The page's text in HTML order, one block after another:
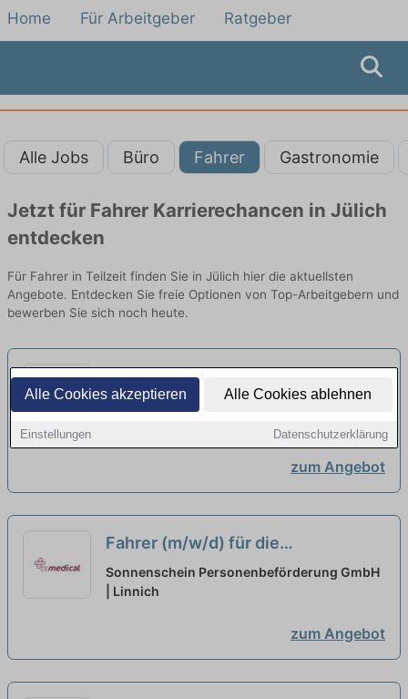
Alle Cookies akzeptieren Alle Cookies ablehnen
Einstellungen Datenschutzerklärung
Home Für Arbeitgeber Ratgeber
Alle Jobs Büro Fahrer Gastronomie
Jetzt für Fahrer Karrierechancen in Jülich
entdecken
Für Fahrer in Teilzeit finden Sie in Jülich hier die aktuellsten
Angebote. Entdecken Sie freie Optionen von Top-Arbeitgebern und
bewerben Sie sich noch heute.
Fahrer (m/w/d) für die
Personenbeförderung aus
Hückelhoven in Teilzeit
neu
Sonnenschein Personenbeförderung GmbH
zum Angebot
Fahrer (m/w/d) für die
Personenbeförderung aus Linnich
in Teilzeit
Sonnenschein Personenbeförderung GmbH
| Linnich
zum Angebot